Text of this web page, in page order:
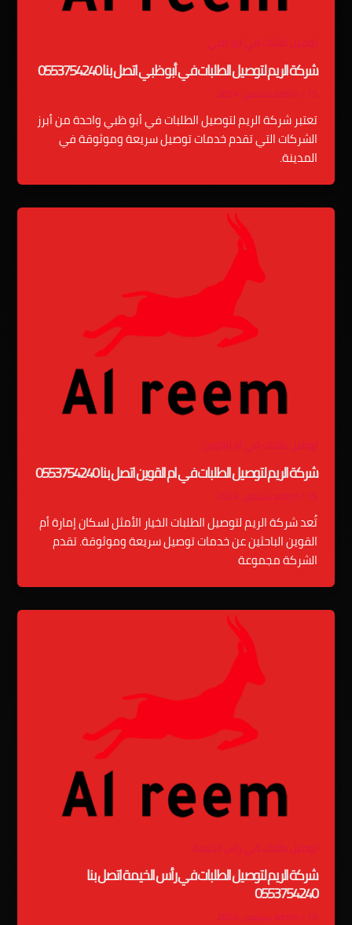
توصيل طلبات في ابو ظبي
شركة الريم لتوصيل الطلبات في أبو ظبي اتصل بنا 0553754240
admin/ 15 سبتمبر، 2024
تعتبر شركة الريم لتوصيل الطلبات في أبو ظبي واحدة من أبرز
الشركات التي تقدم خدمات توصيل سريعة وموثوقة في
المدينة.
توصيل طلبات في ام القوين
شركة الريم لتوصيل الطلبات في ام القوين اتصل بنا 0553754240
admin/ 15 سبتمبر، 2024
تُعد شركة الريم لتوصيل الطلبات الخيار الأمثل لسكان إمارة أم
القوين الباحثين عن خدمات توصيل سريعة وموثوقة. تقدم
الشركة مجموعة
توصيل طلبات في راس الخيمة
شركة الريم لتوصيل الطلبات في رأس الخيمة اتصل بنا
0553754240
admin/ 15 سبتمبر، 2024